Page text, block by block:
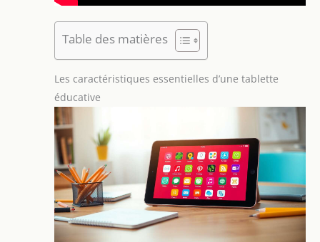
Table des matières
Les caractéristiques essentielles d’une tablette
éducative